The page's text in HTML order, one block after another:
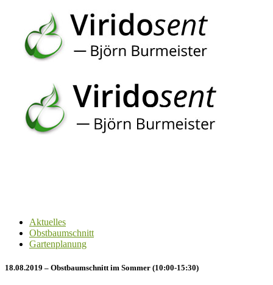
Aktuelles
Obstbaumschnitt
Gartenplanung
18.08.2019 – Obstbaumschnitt im Sommer (10:00-15:30)